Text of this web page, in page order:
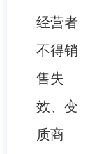
经营者
不得销
售失
效、变
质商